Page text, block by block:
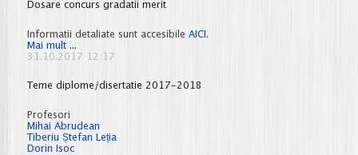
sem
an
2017-
Dosare concurs gradatii merit
Informatii detaliate sunt accesibile AICI.
Mai mult ...
concurs
31.10.2017 12:17
Teme diplome/disertatie 2017-2018
Profesori
Mihai Abrudean
Tiberiu Ștefan Leția
Dorin Isoc